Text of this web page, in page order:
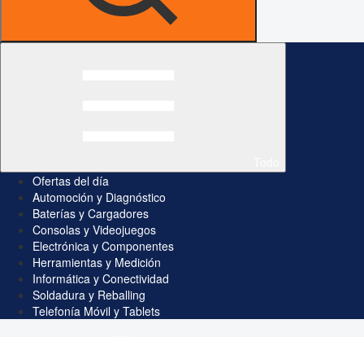
Ofertas del día
Automoción y Diagnóstico
Baterías y Cargadores
Consolas y Videojuegos
Electrónica y Componentes
Herramientas y Medición
Informática y Conectividad
Soldadura y Reballing
Telefonía Móvil y Tablets